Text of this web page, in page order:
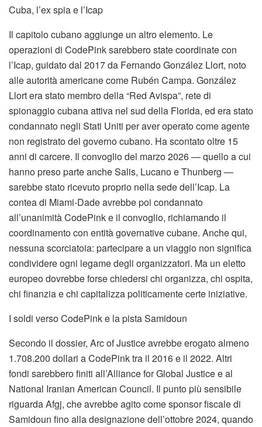
Cuba, l’ex spia e l’Icap
Il capitolo cubano aggiunge un altro elemento. Le
operazioni di CodePink sarebbero state coordinate con
l’Icap, guidato dal 2017 da Fernando González Llort, noto
alle autorità americane come Rubén Campa. González
Llort era stato membro della “Red Avispa”, rete di
spionaggio cubana attiva nel sud della Florida, ed era stato
condannato negli Stati Uniti per aver operato come agente
non registrato del governo cubano. Ha scontato oltre 15
anni di carcere. Il convoglio del marzo 2026 — quello a cui
hanno preso parte anche Salis, Lucano e Thunberg —
sarebbe stato ricevuto proprio nella sede dell’Icap. La
contea di Miami-Dade avrebbe poi condannato
all’unanimità CodePink e il convoglio, richiamando il
coordinamento con entità governative cubane. Anche qui,
nessuna scorciatoia: partecipare a un viaggio non significa
condividere ogni legame degli organizzatori. Ma un eletto
europeo dovrebbe forse chiedersi chi organizza, chi ospita,
chi finanzia e chi capitalizza politicamente certe iniziative.
I soldi verso CodePink e la pista Samidoun
Secondo il dossier, Arc of Justice avrebbe erogato almeno
1.708.200 dollari a CodePink tra il 2016 e il 2022. Altri
fondi sarebbero finiti all’Alliance for Global Justice e al
National Iranian American Council. Il punto più sensibile
riguarda Afgj, che avrebbe agito come sponsor fiscale di
Samidoun fino alla designazione dell’ottobre 2024, quando